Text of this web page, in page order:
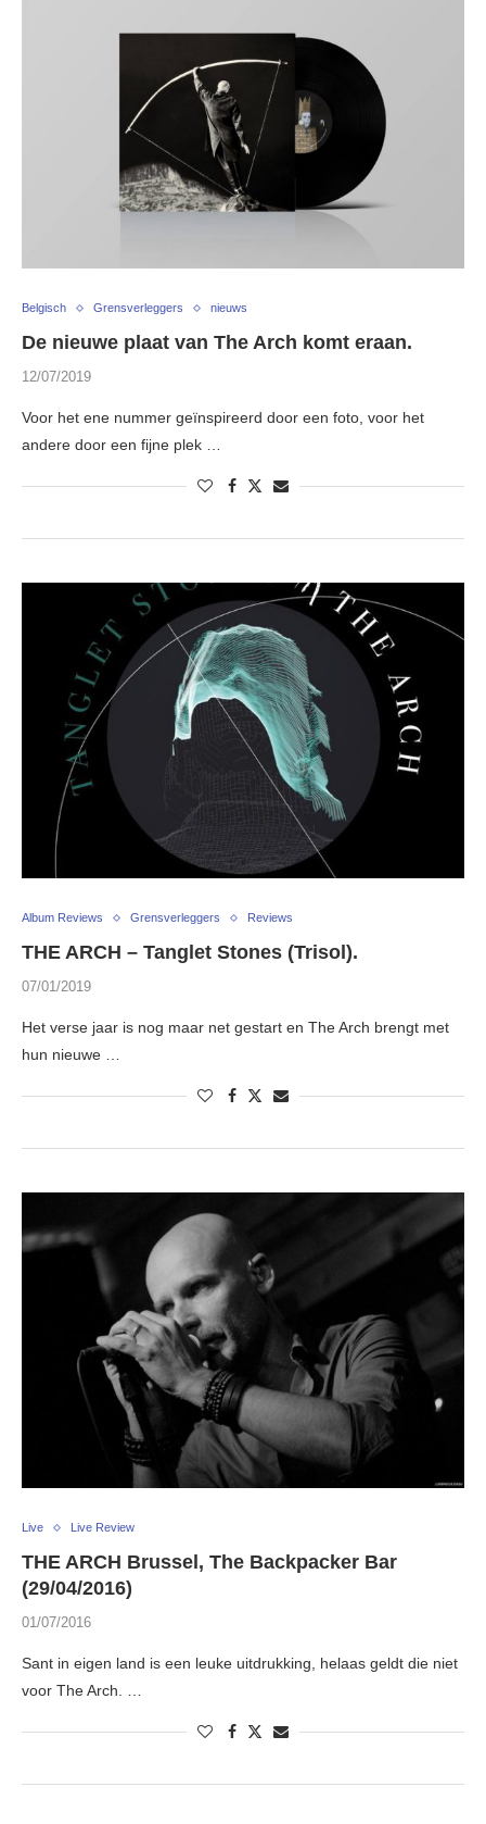
Belgisch Grensverleggers nieuws
De nieuwe plaat van The Arch komt eraan.
12/07/2019
Voor het ene nummer geïnspireerd door een foto, voor het
andere door een fijne plek …
Album Reviews Grensverleggers Reviews
THE ARCH – Tanglet Stones (Trisol) .
07/01/2019
Het verse jaar is nog maar net gestart en The Arch brengt met
hun nieuwe …
Live Live Review
THE ARCH Brussel, The Backpacker Bar
(29/04/2016)
01/07/2016
Sant in eigen land is een leuke uitdrukking, helaas geldt die niet
voor The Arch. …